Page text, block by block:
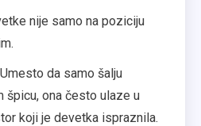
nije samo na poziciju
da samo šalju
špicu, ona često ulaze u
koji je devetka ispraznila.